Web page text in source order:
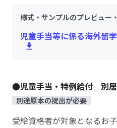
様式・サンプルのプレビュー
児童手当等に係る海外留
●児童手当・特例給付 別
別途原本の提出が必要
受給資格者が対象となるお